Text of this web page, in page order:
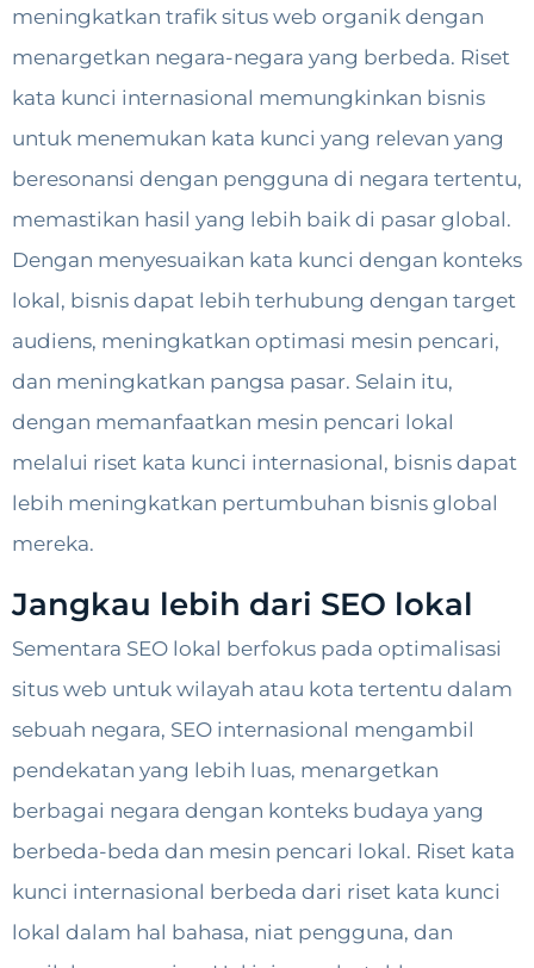
meningkatkan trafik situs web organik dengan
menargetkan negara-negara yang berbeda. Riset
kata kunci internasional memungkinkan bisnis
untuk menemukan kata kunci yang relevan yang
beresonansi dengan pengguna di negara tertentu,
memastikan hasil yang lebih baik di pasar global.
Dengan menyesuaikan kata kunci dengan konteks
lokal, bisnis dapat lebih terhubung dengan target
audiens, meningkatkan optimasi mesin pencari,
dan meningkatkan pangsa pasar. Selain itu,
dengan memanfaatkan mesin pencari lokal
melalui riset kata kunci internasional, bisnis dapat
lebih meningkatkan pertumbuhan bisnis global
mereka.
Jangkau lebih dari SEO lokal
Sementara SEO lokal berfokus pada optimalisasi
situs web untuk wilayah atau kota tertentu dalam
sebuah negara, SEO internasional mengambil
pendekatan yang lebih luas, menargetkan
berbagai negara dengan konteks budaya yang
berbeda-beda dan mesin pencari lokal. Riset kata
kunci internasional berbeda dari riset kata kunci
lokal dalam hal bahasa, niat pengguna, dan